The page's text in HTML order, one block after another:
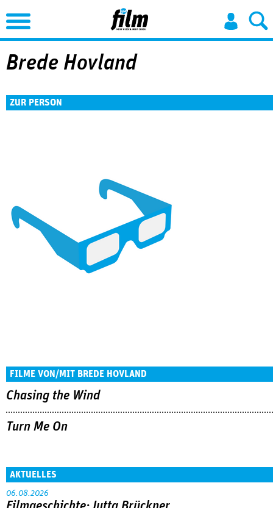
Jump to Navigation
Brede Hovland
ZUR PERSON
FILME VON/MIT BREDE HOVLAND
Chasing the Wind
Turn Me On
AKTUELLES
06.08.2026